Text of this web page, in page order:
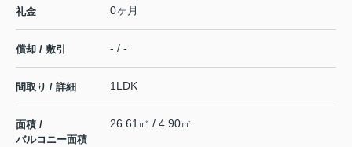
礼金 0ヶ月
償却 / 敷引 - / -
間取り / 詳細 1LDK
面積 /
バルコニー面積
26.61㎡ / 4.90㎡